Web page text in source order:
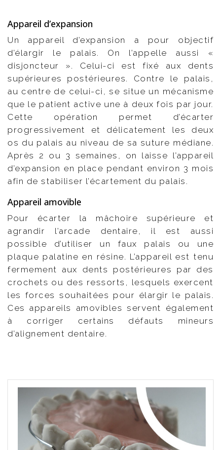
Appareil d’expansion
Un appareil d’expansion a pour objectif
d’élargir le palais. On l’appelle aussi «
disjoncteur ». Celui-ci est fixé aux dents
supérieures postérieures. Contre le palais,
au centre de celui-ci, se situe un mécanisme
que le patient active une à deux fois par jour.
Cette opération permet d’écarter
progressivement et délicatement les deux
os du palais au niveau de sa suture médiane.
Après 2 ou 3 semaines, on laisse l’appareil
d’expansion en place pendant environ 3 mois
afin de stabiliser l’écartement du palais.
Appareil amovible
Pour écarter la mâchoire supérieure et
agrandir l’arcade dentaire, il est aussi
possible d’utiliser un faux palais ou une
plaque palatine en résine. L’appareil est tenu
fermement aux dents postérieures par des
crochets ou des ressorts, lesquels exercent
les forces souhaitées pour élargir le palais.
Ces appareils amovibles servent également
à corriger certains défauts mineurs
d’alignement dentaire.